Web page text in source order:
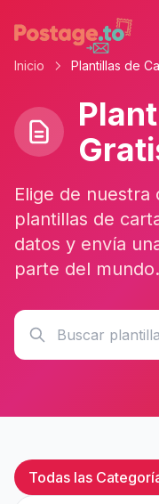
Skip to main content
Inicio Plantillas de
Elige de nuestra
plantillas de
datos y envía
parte del mundo.
Todas las